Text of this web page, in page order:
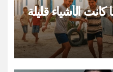
الأشياء قليلة